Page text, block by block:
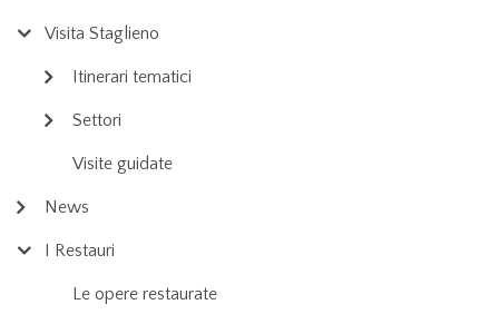
Visita Staglieno
Itinerari tematici
Settori
Visite guidate
News
I Restauri
Le opere restaurate